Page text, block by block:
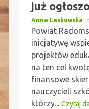
już
Anna Laskowska
Powiat
inicjatywę
projektów
na ten cel
finansowe
nauczycieli
którzy... Czytaj